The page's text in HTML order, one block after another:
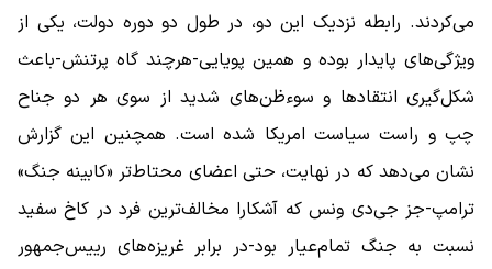
می‌کردند. رابطه نزدیک این دو، در طول دو دوره دولت، یکی از
ویژگی‌های پایدار بوده و همین پویایی-هرچند گاه پرتنش-باعث
شکل‌گیری انتقادها و سوءظن‌های شدید از سوی هر دو جناح
چپ و راست سیاست امریکا شده است. همچنین این گزارش
نشان می‌دهد که در نهایت، حتی اعضای محتاط‌تر «کابینه جنگ»
ترامپ-‌جز جی‌دی ونس که آشکارا مخالف‌ترین فرد در کاخ سفید
نسبت به جنگ تمام‌عیار بود-در برابر غریزه‌های رییس‌جمهور